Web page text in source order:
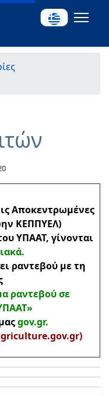
Αποκεντρωμένες
ΚΕΠΠΥΕΛ)
ΥΠΑΑΤ, γίνονται
ραντεβού με τη
ραντεβού σε
gov.gr.